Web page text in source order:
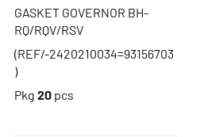
GASKET GOVERNOR BH-
RQ/RQV/RSV
(REF/-2420210034=93156703
)
Pkg 20 pcs